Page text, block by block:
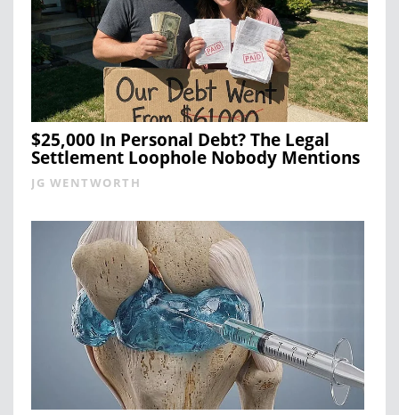
$25,000 In Personal Debt? The Legal
Settlement Loophole Nobody Mentions
JG WENTWORTH